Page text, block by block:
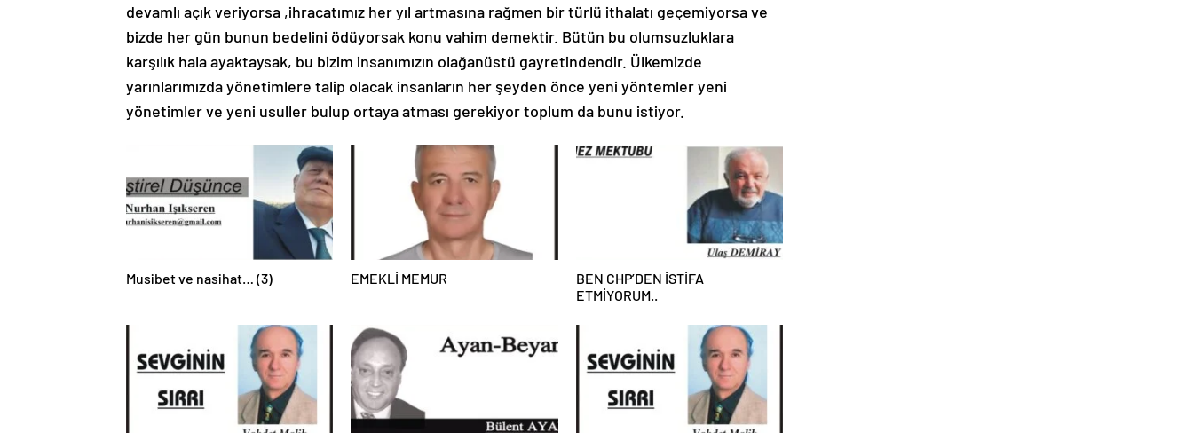
devamlı açık veriyorsa ,ihracatımız her yıl artmasına rağmen bir türlü ithalatı geçemiyorsa ve
bizde her gün bunun bedelini ödüyorsak konu vahim demektir. Bütün bu olumsuzluklara
karşılık hala ayaktaysak, bu bizim insanımızın olağanüstü gayretindendir. Ülkemizde
yarınlarımızda yönetimlere talip olacak insanların her şeyden önce yeni yöntemler yeni
yönetimler ve yeni usuller bulup ortaya atması gerekiyor toplum da bunu istiyor.
Musibet ve nasihat… (3) EMEKLİ MEMUR
BEN CHP’DEN İSTİFA
ETMİYORUM..